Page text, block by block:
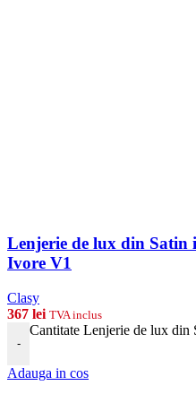
Lenjerie de lux din
Ivore V1
Clasy
367 lei TVA inclus
-
Cantitate Lenjerie de lux
Adauga in cos